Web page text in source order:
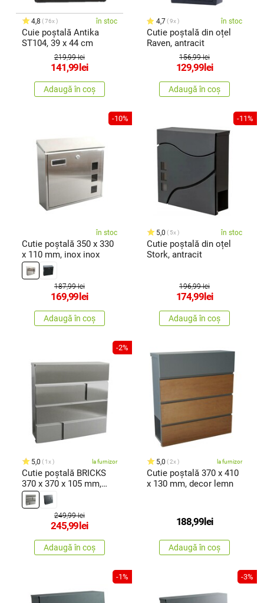
4,8 76x în stoc
Cuie poștală Antika
ST104, 39 x 44 cm
219,99 lei
141,99 lei
Adaugă în coș
4,7 9x în stoc
Cutie poștală din oțel
Raven, antracit
156,99 lei
129,99 lei
Adaugă în coș
-10%
în stoc
Cutie poștală 350 x 330
x 110 mm, inox inox
187,99 lei
169,99 lei
Adaugă în coș
-11%
5,0 5x în stoc
Cutie poștală din oțel
Stork, antracit
196,99 lei
174,99 lei
Adaugă în coș
-2%
5,0 1x la furnizor
Cutie poștală BRICKS
370 x 370 x 105 mm,
inox
249,99 lei
245,99 lei
Adaugă în coș
5,0 2x la furnizor
Cutie poștală 370 x 410
x 130 mm, decor lemn
188,99 lei
Adaugă în coș
-1% -3%